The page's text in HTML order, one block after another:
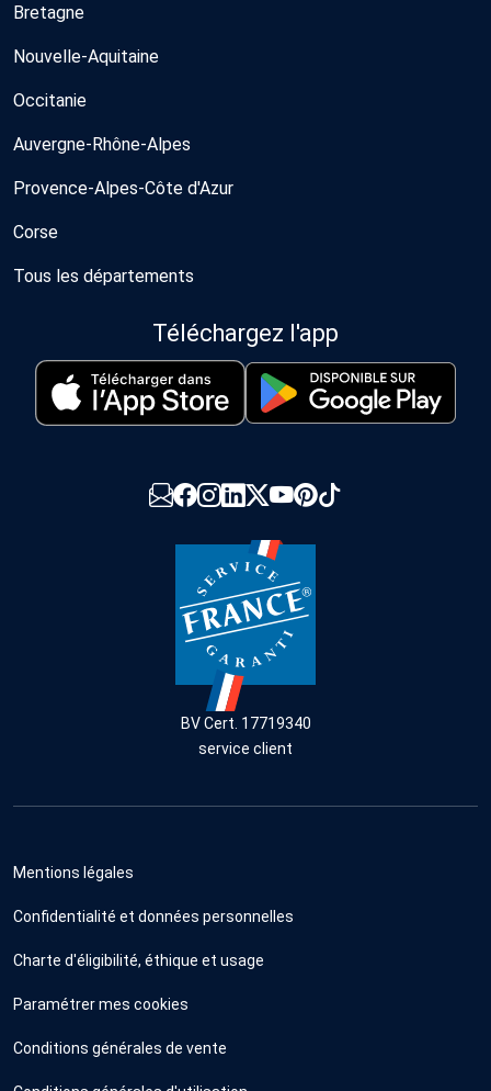
Bretagne
Nouvelle-Aquitaine
Occitanie
Auvergne-Rhône-Alpes
Provence-Alpes-Côte d'Azur
Corse
Tous les départements
Téléchargez l'app
BV Cert. 17719340
service client
Mentions légales
Confidentialité et données personnelles
Charte d'éligibilité, éthique et usage
Paramétrer mes cookies
Conditions générales de vente